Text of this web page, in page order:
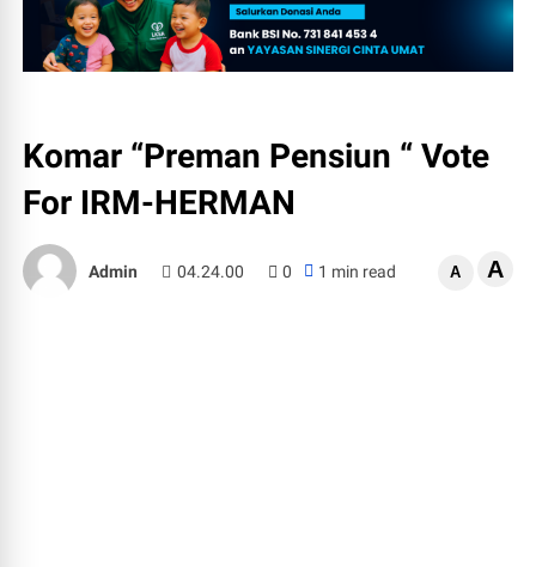
Komar “Preman Pensiun “ Vote
For IRM-HERMAN
Admin 04.24.00 0 1 min read A A